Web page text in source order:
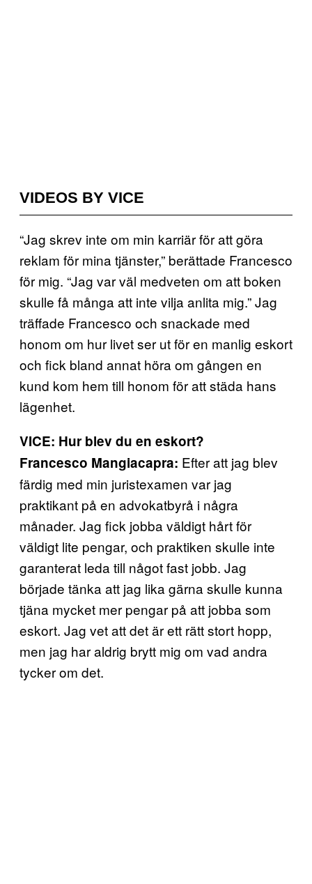
VIDEOS BY VICE
“Jag skrev inte om min karriär för att göra
reklam för mina tjänster,” berättade Francesco
för mig. “Jag var väl medveten om att boken
skulle få många att inte vilja anlita mig.” Jag
träffade Francesco och snackade med
honom om hur livet ser ut för en manlig eskort
och fick bland annat höra om gången en
kund kom hem till honom för att städa hans
lägenhet.
VICE: Hur blev du en eskort?
Francesco Mangiacapra: Efter att jag blev
färdig med min juristexamen var jag
praktikant på en advokatbyrå i några
månader. Jag fick jobba väldigt hårt för
väldigt lite pengar, och praktiken skulle inte
garanterat leda till något fast jobb. Jag
började tänka att jag lika gärna skulle kunna
tjäna mycket mer pengar på att jobba som
eskort. Jag vet att det är ett rätt stort hopp,
men jag har aldrig brytt mig om vad andra
tycker om det.